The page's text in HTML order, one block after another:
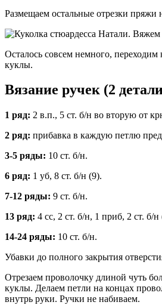
Размещаем остальные отрезки пряжи
Осталось совсем немного, переходим
куклы.
Вязание ручек (2
1 ряд: 2 в.п., 5 ст. б/н во вторую от
2 ряд: прибавка в каждую петлю
3-5 ряды: 10 ст. б/н.
6 ряд: 1 уб, 8 ст. б/н (9).
7-12 ряды: 9 ст. б/н.
13 ряд: 4 сс, 2 ст. б/н, 1 приб, 2 ст. б/н
14-24 ряды: 10 ст. б/н.
Убавки до полного закрытия
Отрезаем проволочку длиной чуть
куклы. Делаем петли на концах
внутрь руки. Ручки не набиваем.